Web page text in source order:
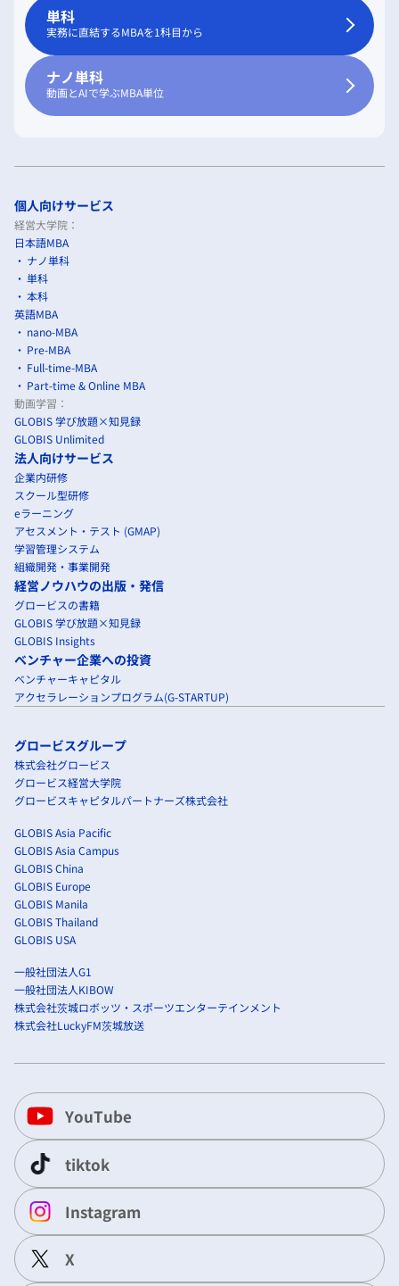
単科
実務に直結するMBAを1科目から
ナノ単科
動画とAIで学ぶMBA単位
個人向けサービス
経営大学院：
日本語MBA
ナノ単科
単科
本科
英語MBA
nano-MBA
Pre-MBA
Full-time-MBA
Part-time & Online MBA
動画学習：
GLOBIS 学び放題×知見録
GLOBIS Unlimited
法人向けサービス
企業内研修
スクール型研修
eラーニング
アセスメント・テスト (GMAP)
学習管理システム
組織開発・事業開発
経営ノウハウの出版・発信
グロービスの書籍
GLOBIS 学び放題×知見録
GLOBIS Insights
ベンチャー企業への投資
ベンチャーキャピタル
アクセラレーションプログラム(G-STARTUP)
グロービスグループ
株式会社グロービス
グロービス経営大学院
グロービスキャピタルパートナーズ株式会社
GLOBIS Asia Pacific
GLOBIS Asia Campus
GLOBIS China
GLOBIS Europe
GLOBIS Manila
GLOBIS Thailand
GLOBIS USA
一般社団法人G1
一般社団法人KIBOW
株式会社茨城ロボッツ・スポーツエンターテインメント
株式会社LuckyFM茨城放送
YouTube
tiktok
Instagram
X